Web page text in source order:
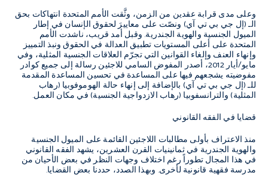
وعلى مدى قرابة عقدين من الزمن، وثَّقت الأمم المتحدة انتهاكات بحق
الـ (إل جي بي تي آي) ونصّت على معاييرَ لحقوق الإنسان في إطار
الميول الجنسية والهوية الجندرية. وقبل أمد قريب، ناشدت الأمم
المتحدة على أعلى المستويات تطبيق العدالة في الحقوق ونبذ التمييز
وإنهاء العنف وإلغاء القوانين التي تجرّم العلاقات الجنسية المثلية، وفي
مايو/أيار 2012، أصدر المفوض السامي للاجئين رسالة إلى جميع كوادر
مفوضيته يشجعهم فيها على المساعدة في تحسين المساعدة المقدمة
للـ (إل جي بي تي آي) بالإضافة إلى إنهاء حالة الهوموفوبيا (رهاب
المثلية) والترانسفوبيا (رهاب الازدواجية الجنسية) في مكان العمل.
قضايا في الفقه القانوني
منذ الاعتراف بأولى مطالبات اللاجئين القائمة على الميول الجنسية
والهوية الجندرية في ثمانينيات القرن العشرين، يشهد الفقه القانوني
في هذا المجال تطوراً رغم اختلاف وجهات النظر في بعض الأحيان من
مدرسة فقهية قانونية لأخرى. وبهذا الصدد، حددنا بعض القضايا.